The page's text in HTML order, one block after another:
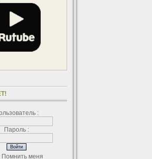
:
Пароль :
Помнить меня